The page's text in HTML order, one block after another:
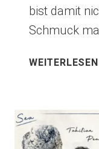
bist damit
Schmuck
WEITERLESEN